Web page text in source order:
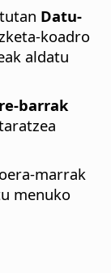
Datu-
koadro
aldatu
barrak
marrak
menuko